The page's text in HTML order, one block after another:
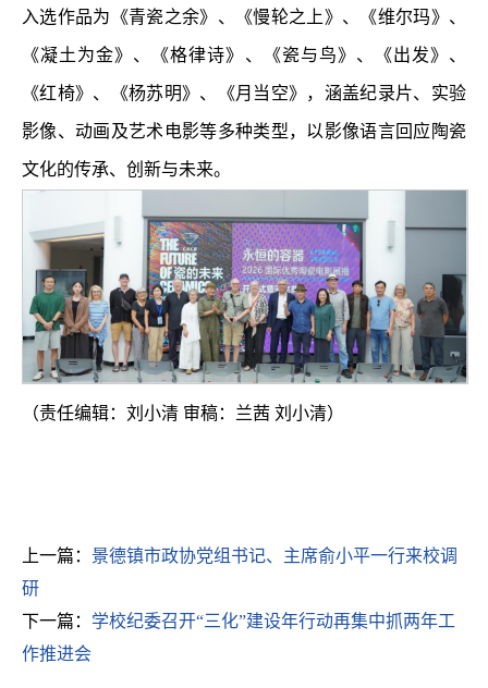
入选作品为《青瓷之余》、《慢轮之上》、《维尔玛》、
《凝土为金》、《格律诗》、《瓷与鸟》、《出发》、
《红椅》、《杨苏明》、《月当空》，涵盖纪录片、实验
影像、动画及艺术电影等多种类型，以影像语言回应陶瓷
文化的传承、创新与未来。
（责任编辑：刘小清 审稿：兰茜 刘小清）
上一篇： 景德镇市政协党组书记、主席俞小平一行来校调
研
下一篇： 学校纪委召开“三化”建设年行动再集中抓两年工
作推进会